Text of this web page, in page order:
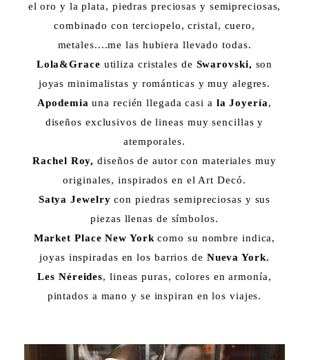
el oro y la plata, piedras preciosas y semipreciosas,
combinado con terciopelo, cristal, cuero,
metales....me las hubiera llevado todas.
Lola&Grace utiliza cristales de Swarovski, son
joyas minimalistas y románticas y muy alegres.
Apodemia una recién llegada casi a la Joyería,
diseños exclusivos de lineas muy sencillas y
atemporales.
Rachel Roy, diseños de autor con materiales muy
originales, inspirados en el Art Decó.
Satya Jewelrycon piedras semipreciosas y sus
piezas llenas de símbolos.
Market Place New York como su nombre indica,
joyas inspiradas en los barrios de Nueva York.
Les Néreides, lineas puras, colores en armonía,
pintados a mano y se inspiran en los viajes.